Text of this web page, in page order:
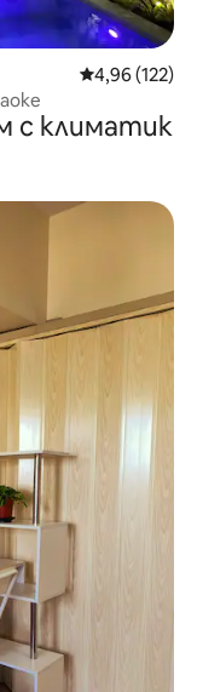
Средна
4,96 (122)
с климатик